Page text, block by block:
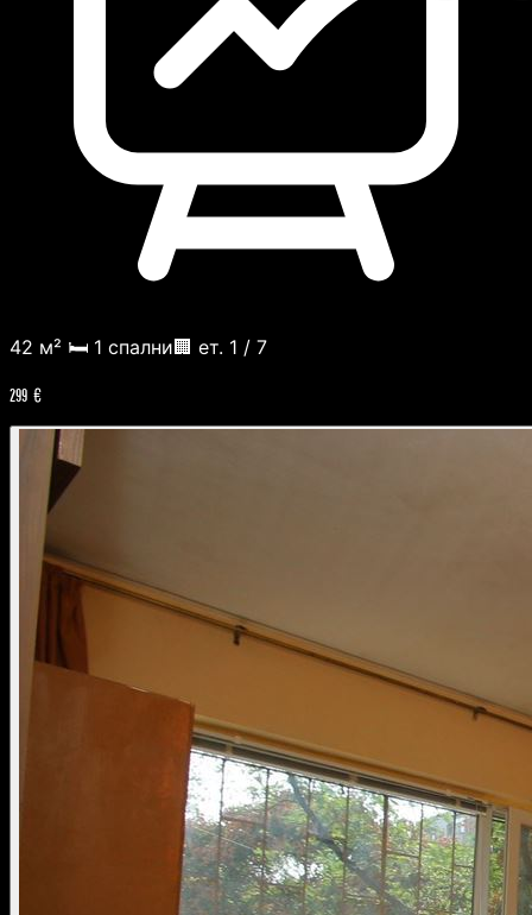
42 м² 🛏️ 1 спални🏢 ет. 1 / 7
299 €